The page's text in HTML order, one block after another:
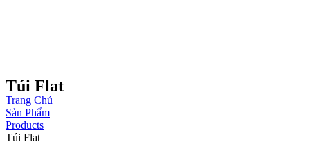
Túi Flat
Trang Chủ
Sản Phẩm
Products
Túi Flat